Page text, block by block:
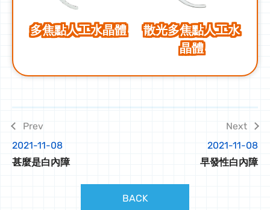
多焦點人工水晶體
散光多焦點人工水
晶體
2021-11-08
甚麼是白內障
2021-11-08
早發性白內障
BACK